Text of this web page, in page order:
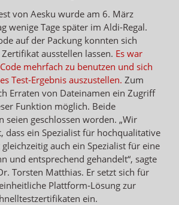
von Aesku wurde am 6. März
wenige Tage später im Aldi-Regal.
auf der Packung konnten sich
ausstellen lassen. Es war
mehrfach zu benutzen und sich
Test‐Ergebnis auszustellen. Zum
Erraten von Dateinamen ein Zugriff
Funktion möglich. Beide
seien geschlossen worden. „Wir
dass ein Spezialist für hochqualitative
auch ein Spezialist für eine
und entsprechend gehandelt“, sagte
Torsten Matthias. Er setzt sich für
Plattform‐Lösung zur
ein.